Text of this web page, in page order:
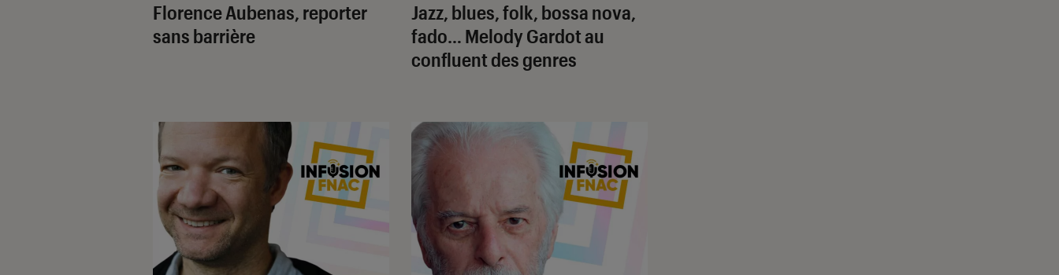
Florence Aubenas, reporter
sans barrière
Jazz, blues, folk, bossa nova,
fado… Melody Gardot au
confluent des genres